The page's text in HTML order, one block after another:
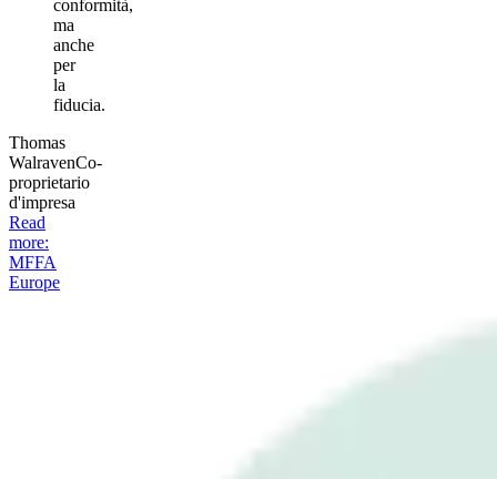
conformità,
ma
anche
per
la
fiducia.
Thomas
WalravenCo-
proprietario
d'impresa
Read
more:
MFFA
Europe